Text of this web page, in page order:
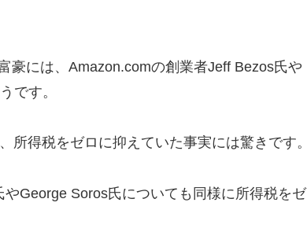
豪には、Amazon.comの創業者Jeff Bezos氏や
です。
得税をゼロに抑えていた事実には驚きです。
George Soros氏についても同様に所得税をゼ